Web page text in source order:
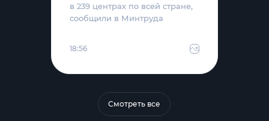
в 239 центрах по всей стране,
сообщили в Минтруда
18:56
Смотреть все